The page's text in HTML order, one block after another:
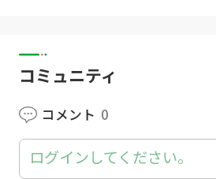
アップして行きますのでよろしくお
コミュニティ
コメント 0
ログインしてください。